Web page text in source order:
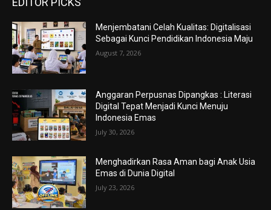
Menjembatani Celah Kualitas: Digitalisasi
Sebagai Kunci Pendidikan Indonesia Maju
August 7, 2026
Anggaran Perpusnas Dipangkas : Literasi
Digital Tepat Menjadi Kunci Menuju
Indonesia Emas
July 30, 2026
Menghadirkan Rasa Aman bagi Anak Usia
Emas di Dunia Digital
July 23, 2026